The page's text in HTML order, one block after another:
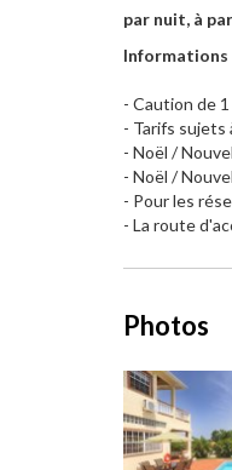
par nuit, à
Informations
- Caution de
- Tarifs sujets
- Noël /
- Noël /
- Pour les
- La route
Photos